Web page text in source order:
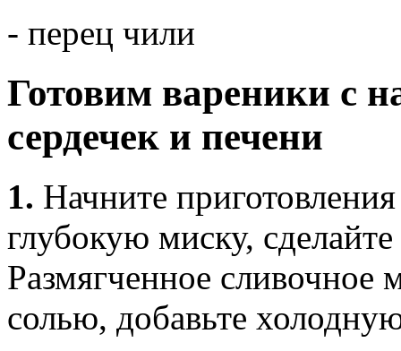
- перец чили
Готовим вареники с
сердечек и печени
1. Начните
глубокую миску,
Размягченное сливочное
солью, добавьте